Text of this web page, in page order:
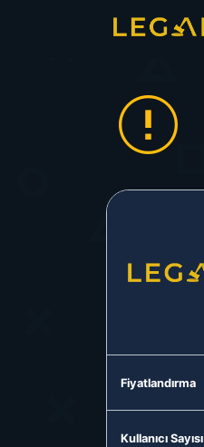
Fiyatlandırma
Kullanıcı Sayısı